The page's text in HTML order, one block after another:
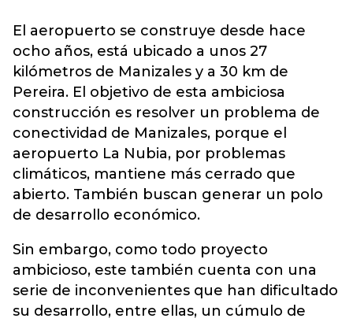
El aeropuerto se construye desde hace
ocho años, está ubicado a unos 27
kilómetros de Manizales y a 30 km de
Pereira. El objetivo de esta ambiciosa
construcción es resolver un problema de
conectividad de Manizales, porque el
aeropuerto La Nubia, por problemas
climáticos, mantiene más cerrado que
abierto. También buscan generar un polo
de desarrollo económico.
Sin embargo, como todo proyecto
ambicioso, este también cuenta con una
serie de inconvenientes que han dificultado
su desarrollo, entre ellas, un cúmulo de